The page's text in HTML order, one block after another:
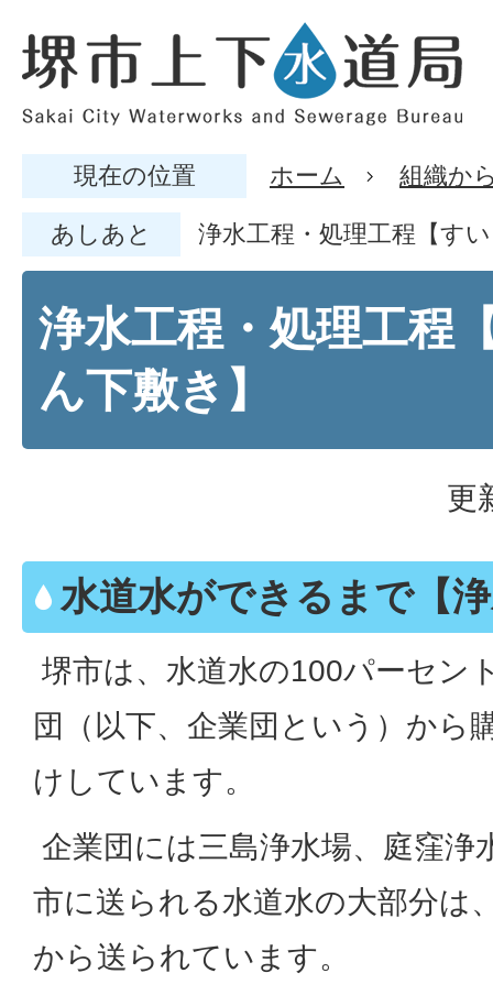
現在の位置 ホーム 組織か
あしあと 浄水工程・処理工程【す
浄水工程・処理工程
ん下敷き】
更
水道水ができるまで【
堺市は、水道水の100パーセン
団（以下、企業団という）から
けしています。
企業団には三島浄水場、庭窪浄
市に送られる水道水の大部分は
から送られています。